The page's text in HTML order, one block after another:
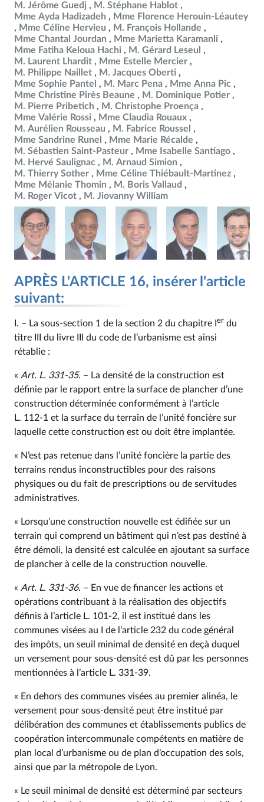
M. Jérôme Guedj
M. Stéphane Hablot
Mme Ayda Hadizadeh
Mme Florence Herouin-Léautey
Mme Céline Hervieu
M. François Hollande
Mme Chantal Jourdan
Mme Marietta Karamanli
Mme Fatiha Keloua Hachi
M. Gérard Leseul
M. Laurent Lhardit
Mme Estelle Mercier
M. Philippe Naillet
M. Jacques Oberti
Mme Sophie Pantel
M. Marc Pena
Mme Anna Pic
Mme Christine Pirès Beaune
M. Dominique Potier
M. Pierre Pribetich
M. Christophe Proença
Mme Valérie Rossi
Mme Claudia Rouaux
M. Aurélien Rousseau
M. Fabrice Roussel
Mme Sandrine Runel
Mme Marie Récalde
M. Sébastien Saint-Pasteur
Mme Isabelle Santiago
M. Hervé Saulignac
M. Arnaud Simion
M. Thierry Sother
Mme Céline Thiébault-Martinez
Mme Mélanie Thomin
M. Boris Vallaud
M. Roger Vicot
M. Jiovanny William
APRÈS L'ARTICLE 16, insérer l'article
suivant:
I. – La sous-section 1 de la section 2 du chapitre I er du
titre III du livre III du code de l’urbanisme est ainsi
rétablie :
« Art. L. 331‑35. – La densité de la construction est
définie par le rapport entre la surface de plancher d’une
construction déterminée conformément à l’article
L. 112‑1 et la surface du terrain de l’unité foncière sur
laquelle cette construction est ou doit être implantée.
« N’est pas retenue dans l’unité foncière la partie des
terrains rendus inconstructibles pour des raisons
physiques ou du fait de prescriptions ou de servitudes
administratives.
« Lorsqu’une construction nouvelle est édifiée sur un
terrain qui comprend un bâtiment qui n’est pas destiné à
être démoli, la densité est calculée en ajoutant sa surface
de plancher à celle de la construction nouvelle.
« Art. L. 331‑36. – En vue de financer les actions et
opérations contribuant à la réalisation des objectifs
définis à l’article L. 101‑2, il est institué dans les
communes visées au I de l’article 232 du code général
des impôts, un seuil minimal de densité en deçà duquel
un versement pour sous-densité est dû par les personnes
mentionnées à l’article L. 331‑39.
« En dehors des communes visées au premier alinéa, le
versement pour sous-densité peut être institué par
délibération des communes et établissements publics de
coopération intercommunale compétents en matière de
plan local d’urbanisme ou de plan d’occupation des sols,
ainsi que par la métropole de Lyon.
« Le seuil minimal de densité est déterminé par secteurs